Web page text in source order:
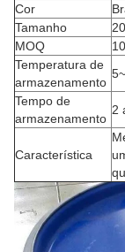
Cor
Tamanho
MOQ
Temperatura de
armazenamento
Tempo de
armazenamento
2
Característica